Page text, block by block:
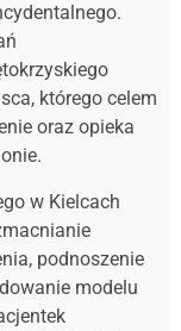
którego celem
oraz opieka
w Kielcach
podnoszenie
modelu